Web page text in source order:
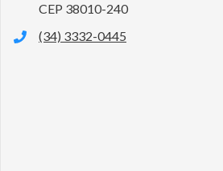
CEP 38010-240
(34) 3332-0445